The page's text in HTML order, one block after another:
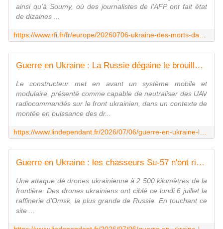
ainsi qu'à Soumy, où des journalistes de l'AFP ont fait état
de dizaines ...
Guerre en Ukraine : La Russie dégaine le brouilleur radio mobile "Puzzle" pour protéger les troupes et les véhicules russes contre les drones ukrainiens
Le constructeur met en avant un système mobile et
modulaire, présenté comme capable de neutraliser des UAV
radiocommandés sur le front ukrainien, dans un contexte de
montée en puissance des dr...
Guerre en Ukraine : les chasseurs Su-57 n'ont rien pu faire face aux drones ukrainiens FP-1 améliorés, Kiev frappe la plus grande raffinerie de pétrole de Russie à 2 500 km de la frontière
Une attaque de drones ukrainienne à 2 500 kilomètres de la
frontière. Des drones ukrainiens ont ciblé ce lundi 6 juillet la
raffinerie d'Omsk, la plus grande de Russie. En touchant ce
site ...